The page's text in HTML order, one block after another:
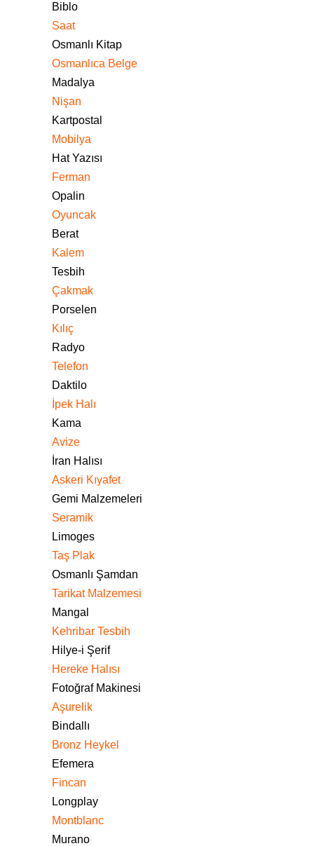
Biblo
Saat
Osmanlı Kitap
Osmanlıca Belge
Madalya
Nişan
Kartpostal
Mobilya
Hat Yazısı
Ferman
Opalin
Oyuncak
Berat
Kalem
Tesbih
Çakmak
Porselen
Kılıç
Radyo
Telefon
Daktilo
İpek Halı
Kama
Avize
İran Halısı
Askeri Kıyafet
Gemi Malzemeleri
Seramik
Limoges
Taş Plak
Osmanlı Şamdan
Tarikat Malzemesi
Mangal
Kehribar Tesbih
Hilye-i Şerif
Hereke Halısı
Fotoğraf Makinesi
Aşurelik
Bindallı
Bronz Heykel
Efemera
Fincan
Longplay
Montblanc
Murano